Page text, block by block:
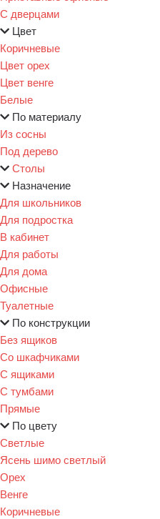
С дверцами
Цвет
Коричневые
Цвет орех
Цвет венге
Белые
По материалу
Из сосны
Под дерево
Столы
Назначение
Для школьников
Для подростка
В кабинет
Для работы
Для дома
Офисные
Туалетные
По конструкции
Без ящиков
Со шкафчиками
С ящиками
С тумбами
Прямые
По цвету
Светлые
Ясень шимо светлый
Орех
Венге
Коричневые